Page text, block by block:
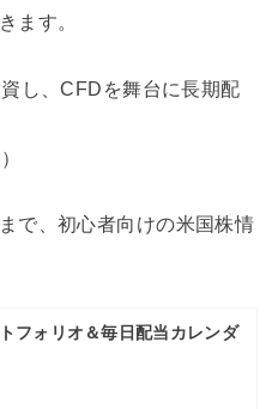
ます。
し、CFDを舞台に長期配
で、初心者向けの米国株情
フォリオ＆毎日配当カレンダ